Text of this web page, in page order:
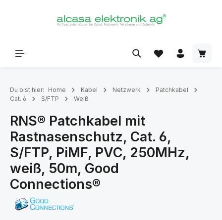
Du bist hier: Home Kabel Netzwerk
Patchkabel
Cat. 6
S/FTP Weiß
RNS® Patchkabel mit
Rastnasenschutz, Cat. 6,
S/FTP, PiMF, PVC, 250MHz,
weiß, 50m, Good
Connections®